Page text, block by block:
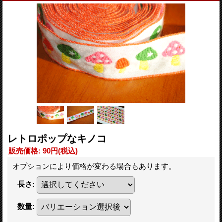
レトロポップなキノコ
販売価格: 90円(税込)
オプションにより価格が変わる場合もあります。
長さ:
数量: